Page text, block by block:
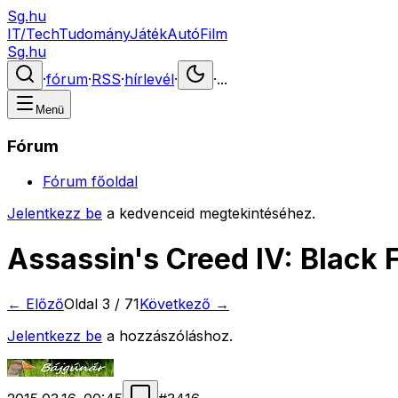
Sg.hu
IT/TechTudományJátékAutóFilm
Sg.hu
·fórum·RSS·hírlevél· ·...
Menü
Fórum
Fórum főoldal
Jelentkezz be a kedvenceid megtekintéséhez.
Assassin's Creed IV: Black
← ElőzőOldal 3 / 71Következő →
Jelentkezz be a hozzászóláshoz.